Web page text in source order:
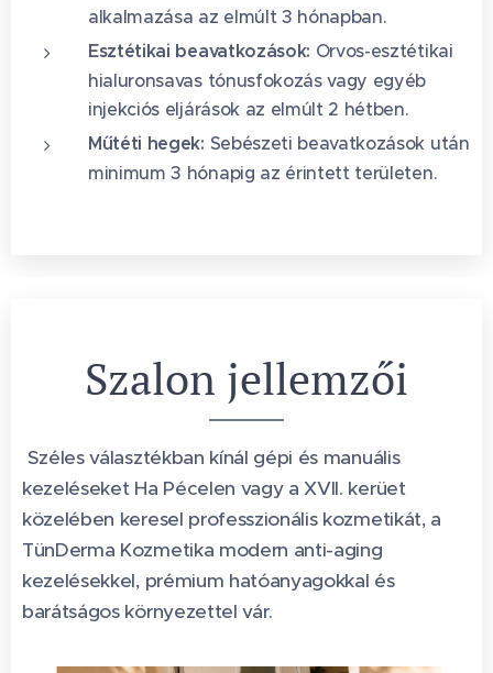
alkalmazása az elmúlt 3 hónapban.
Esztétikai beavatkozások: Orvos-esztétikai
hialuronsavas tónusfokozás vagy egyéb
injekciós eljárások az elmúlt 2 hétben.
Műtéti hegek: Sebészeti beavatkozások után
minimum 3 hónapig az érintett területen.
Szalon jellemzői
Széles választékban kínál gépi és manuális
kezeléseket Ha Pécelen vagy a XVII. kerüet
közelében keresel professzionális kozmetikát, a
TünDerma Kozmetika modern anti-aging
kezelésekkel, prémium hatóanyagokkal és
barátságos környezettel vár.